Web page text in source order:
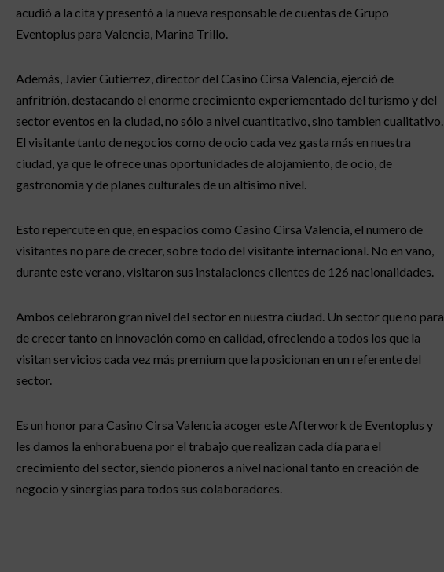
acudió a la cita y presentó a la nueva responsable de cuentas de Grupo
Eventoplus para Valencia, Marina Trillo.
Además, Javier Gutierrez, director del Casino Cirsa Valencia, ejerció de
anfritríón, destacando el enorme crecimiento experiementado del turismo y del
sector eventos en la ciudad, no sólo a nivel cuantitativo, sino tambien cualitativo.
El visitante tanto de negocios como de ocio cada vez gasta más en nuestra
ciudad, ya que le ofrece unas oportunidades de alojamiento, de ocio, de
gastronomia y de planes culturales de un altisimo nivel.
Esto repercute en que, en espacios como Casino Cirsa Valencia, el numero de
visitantes no pare de crecer, sobre todo del visitante internacional. No en vano,
durante este verano, visitaron sus instalaciones clientes de 126 nacionalidades.
Ambos celebraron gran nivel del sector en nuestra ciudad. Un sector que no para
de crecer tanto en innovación como en calidad, ofreciendo a todos los que la
visitan servicios cada vez más premium que la posicionan en un referente del
sector.
Es un honor para Casino Cirsa Valencia acoger este Afterwork de Eventoplus y
les damos la enhorabuena por el trabajo que realizan cada día para el
crecimiento del sector, siendo pioneros a nivel nacional tanto en creación de
negocio y sinergias para todos sus colaboradores.